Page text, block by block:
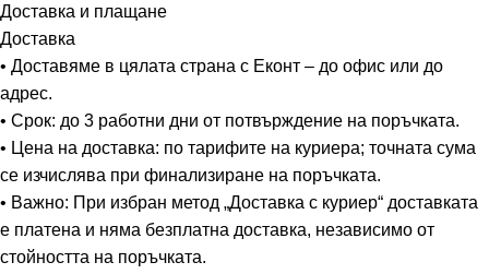
Доставка и плащане
Доставка
• Доставяме в цялата страна с Еконт – до офис или до
адрес.
• Срок: до 3 работни дни от потвърждение на поръчката.
• Цена на доставка: по тарифите на куриера; точната сума
се изчислява при финализиране на поръчката.
• Важно: При избран метод „Доставка с куриер“ доставката
е платена и няма безплатна доставка, независимо от
стойността на поръчката.